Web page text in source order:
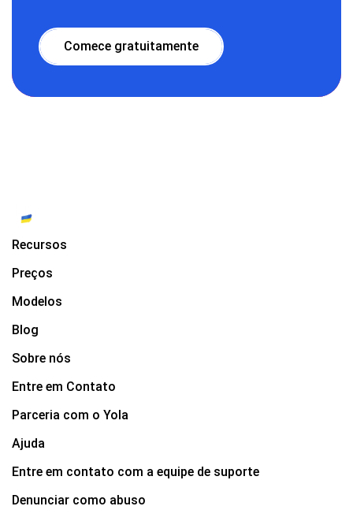
Comece gratuitamente
Recursos
Preços
Modelos
Blog
Sobre nós
Entre em Contato
Parceria com o Yola
Ajuda
Entre em contato com a equipe de suporte
Denunciar como abuso